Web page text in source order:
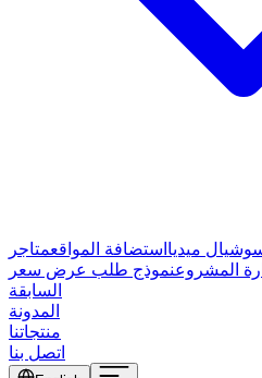
ميديا استضافة المواقعمتاجر
المشروعنموذج طلب عرض سعر
السابقة
المدونة
منتجاتنا
اتصل بنا